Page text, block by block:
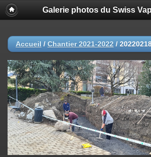
Galerie photos du Swiss
Accueil / Chantier 2021-2022 /